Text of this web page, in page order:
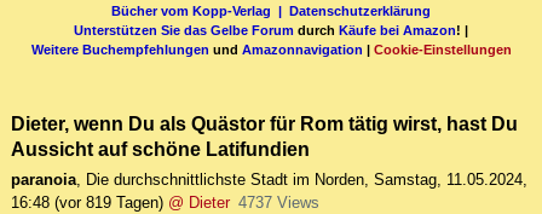
Bücher vom Kopp-Verlag | Datenschutzerklärung
Unterstützen Sie das Gelbe Forum durch Käufe bei Amazon! |
Weitere Buchempfehlungen und Amazonnavigation | Cookie-Einstellungen
Dieter, wenn Du als Quästor für Rom tätig wirst, hast Du
Aussicht auf schöne Latifundien
paranoia, Die durchschnittlichste Stadt im Norden, Samstag, 11.05.2024,
16:48 (vor 819 Tagen) @ Dieter 4737 Views